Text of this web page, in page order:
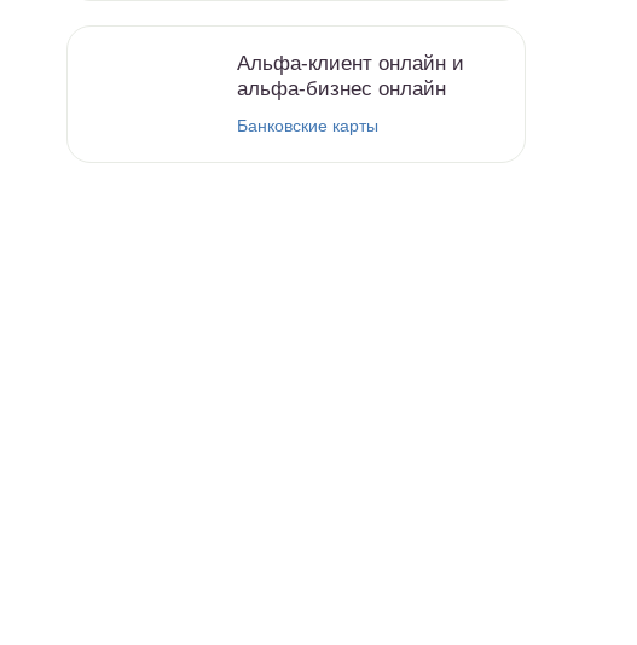
Альфа-клиент онлайн и
альфа-бизнес онлайн
Банковские карты